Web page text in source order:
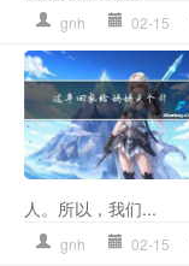
gnh 02-15
人。所以，我们...
gnh 02-15